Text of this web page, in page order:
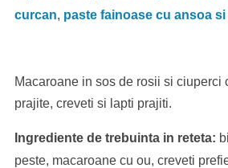
curcan, paste fainoase cu ansoa
Macaroane in sos de rosii si ciuperci
prajite, creveti si lapti prajiti.
Ingrediente de trebuinta in reteta:
peste, macaroane cu ou, creveti